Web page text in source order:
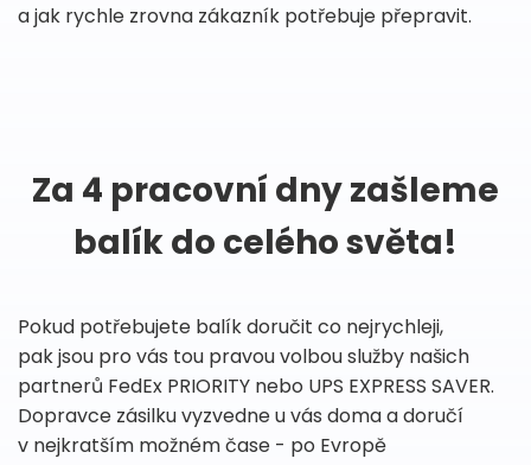
a jak rychle zrovna zákazník potřebuje přepravit.
Za 4 pracovní dny zašleme
balík do celého světa!
Pokud potřebujete balík doručit co nejrychleji,
pak jsou pro vás tou pravou volbou služby našich
partnerů FedEx PRIORITY nebo UPS EXPRESS SAVER.
Dopravce zásilku vyzvedne u vás doma a doručí
v nejkratším možném čase - po Evropě